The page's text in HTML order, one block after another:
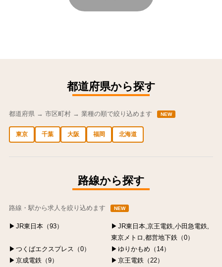
都道府県から探す
都道府県 → 市区町村 → 業種の順で絞り込めます NEW
東京 千葉 大阪 福岡 北海道
路線から探す
路線・駅から求人を絞り込めます NEW
JR東日本（93）
JR東日本,京王電鉄,小田急電鉄,
東京メトロ,都営地下鉄（0）
つくばエクスプレス（0）
ゆりかもめ（14）
京成電鉄（9）
京王電鉄（22）